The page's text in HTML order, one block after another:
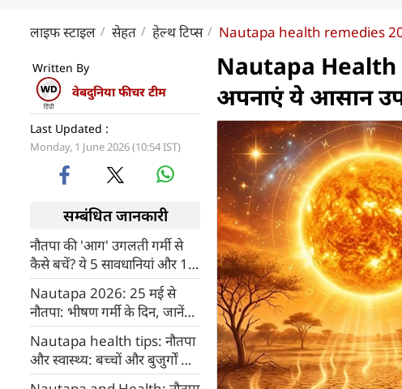
लाइफ स्‍टाइल सेहत हेल्थ टिप्स Nautapa health remedies
Written By
वेबदुनिया फीचर टीम
Last Updated :
Monday, 1 June 2026 (10:54 IST)
सम्बंधित जानकारी
नौतपा की 'आग' उगलती गर्मी से
कैसे बचें? ये 5 सावधानियां और 10
गोल्डन रूल्स बदल देंगे आपका
समर गेम!
Nautapa 2026: 25 मई से
नौतपा: भीषण गर्मी के दिन, जानें
महत्व, पर्यावरण और सेहत पर
प्रभाव
Nautapa health tips: नौतपा
और स्वास्थ्य: बच्चों और बुजुर्गों के
लिए विशेष सावधानियां
Nautapa Health
अपनाएं ये आसान